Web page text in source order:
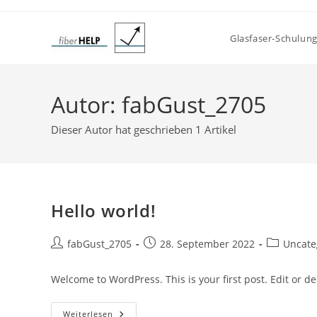
Glasfaser-
Autor: fabGust_2705
Dieser Autor hat geschrieben 1 Artikel
Hello world!
Beitrags-
fabGust_2705
Beitrag28. September 2022
Beitrags-
Welcome to WordPress. This is your first post. Edit or
Weiterlesen Hello